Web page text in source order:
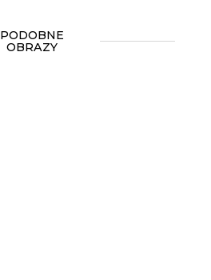
PODOBNE
OBRAZY